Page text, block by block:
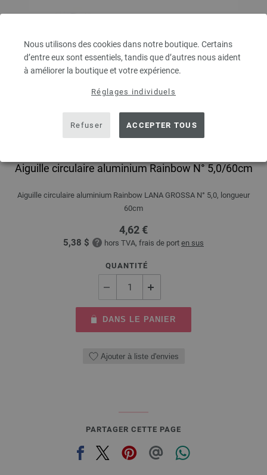
Nous utilisons des cookies dans notre boutique. Certains
d’entre eux sont essentiels, tandis que d’autres nous aident
à améliorer la boutique et votre expérience.
Réglages individuels
Refuser ACCEPTER TOUS
Aiguille circulaire aluminium Rainbow N° 5,0/60cm
Aiguille circulaire aluminium Rainbow LANA GROSSA N° 5,0, longueur
60cm
4,62 €
5,38 $ hors TVA, frais de port en sus
QUANTITÉ
DANS LE PANIER
Ajouter à liste d'envies
PARTAGER CETTE PAGE